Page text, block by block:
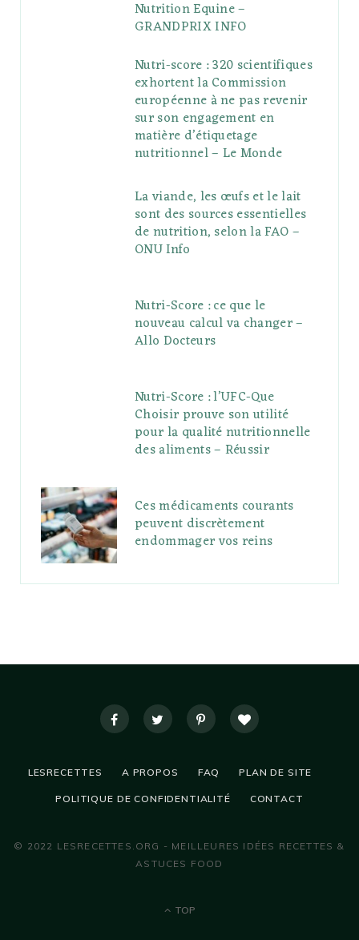
Nutrition Equine –
GRANDPRIX INFO
Nutri-score : 320 scientifiques
exhortent la Commission
européenne à ne pas revenir
sur son engagement en
matière d’étiquetage
nutritionnel – Le Monde
La viande, les œufs et le lait
sont des sources essentielles
de nutrition, selon la FAO –
ONU Info
Nutri-Score : ce que le
nouveau calcul va changer –
Allo Docteurs
Nutri-Score : l’UFC-Que
Choisir prouve son utilité
pour la qualité nutritionnelle
des aliments – Réussir
Ces médicaments courants
peuvent discrètement
endommager vos reins
LESRECETTES A PROPOS FAQ PLAN DE SITE
POLITIQUE DE CONFIDENTIALITÉ CONTACT
© 2022 LESRECETTES.ORG - MEILLEURES IDÉES RECETTES &
ASTUCES FOOD
TOP